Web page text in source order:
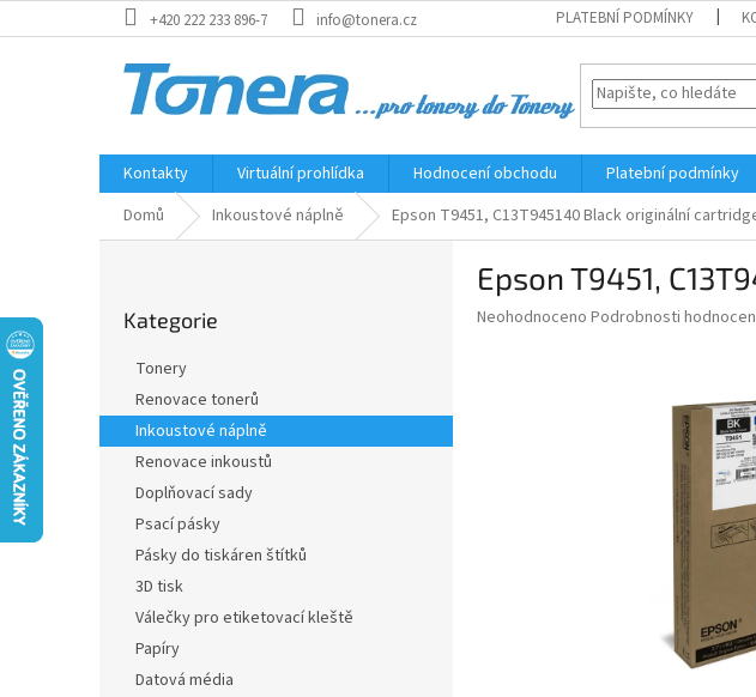
na
+420 222 233 896-7 info@tonera.cz PLATEBNÍ PODMÍNKY
Kontakty Virtuální prohlídka Hodnocení obchodu Platební podmínky
Domů
Inkoustové náplně Epson T9451, C13T945140 Black originální
n
kategorie
Kategorie
Tonery
Renovace tonerů
Inkoustové náplně
Renovace inkoustů
Doplňovací sady
Psací pásky
Pásky do tiskáren štítků
3D tisk
Válečky pro etiketovací kleště
Papíry
Datová média
Epson T9451,
Průměrné
Neohodnoceno Podrobnosti